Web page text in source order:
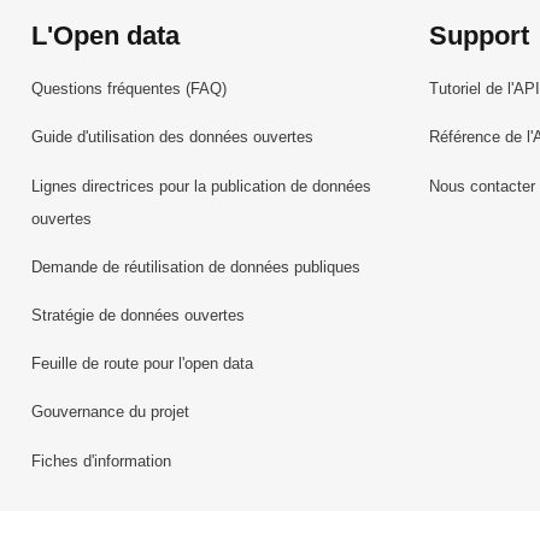
L'Open data
Questions fréquentes (FAQ)
Guide d'utilisation des données ouvertes
Lignes directrices pour la publication de données
ouvertes
Demande de réutilisation de données publiques
Stratégie de données ouvertes
Feuille de route pour l'open data
Gouvernance du projet
Fiches d'information
Support
Tutoriel de l'API
Référence de
Nous contacter